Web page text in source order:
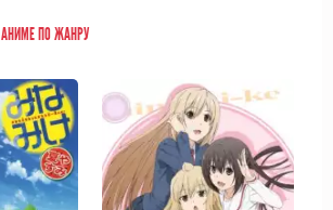
АНИМЕ ПО ЖАНРУ